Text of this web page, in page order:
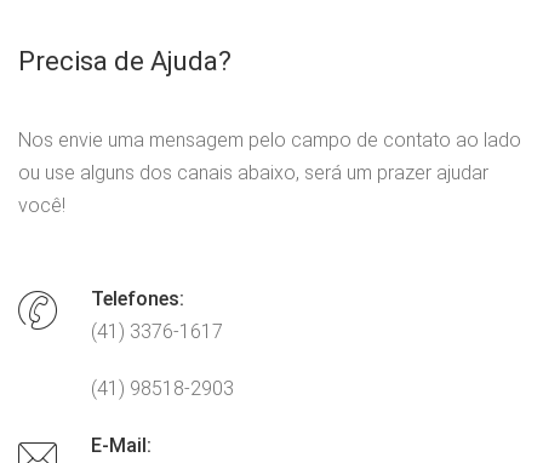
Precisa de Ajuda?
Nos envie uma mensagem pelo campo de contato ao lado
ou use alguns dos canais abaixo, será um prazer ajudar
você!
Telefones:
(41) 3376-1617
(41) 98518-2903
E-Mail: